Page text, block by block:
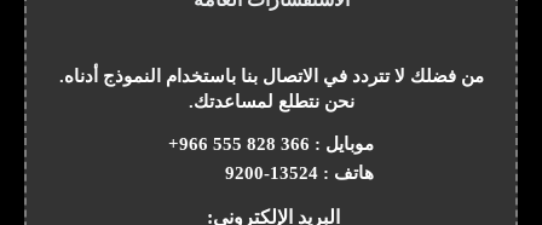
من فضلك لا تتردد في الاتصال بنا باستخدام النموذج أدناه.
نحن نتطلع لمساعدتك.
موبايل : +966 555 828 366
هاتف : 9200-13524
البريد الإلكتروني: